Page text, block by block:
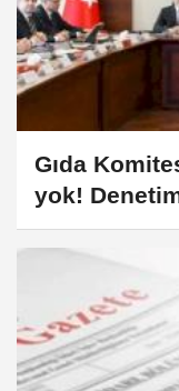
Gıda
yok!